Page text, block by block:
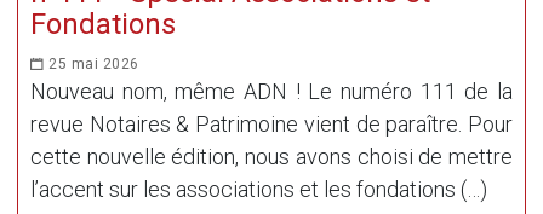
Fondations
25 mai 2026
Nouveau nom, même ADN ! Le numéro 111 de la
revue Notaires & Patrimoine vient de paraître. Pour
cette nouvelle édition, nous avons choisi de mettre
l’accent sur les associations et les fondations (…)